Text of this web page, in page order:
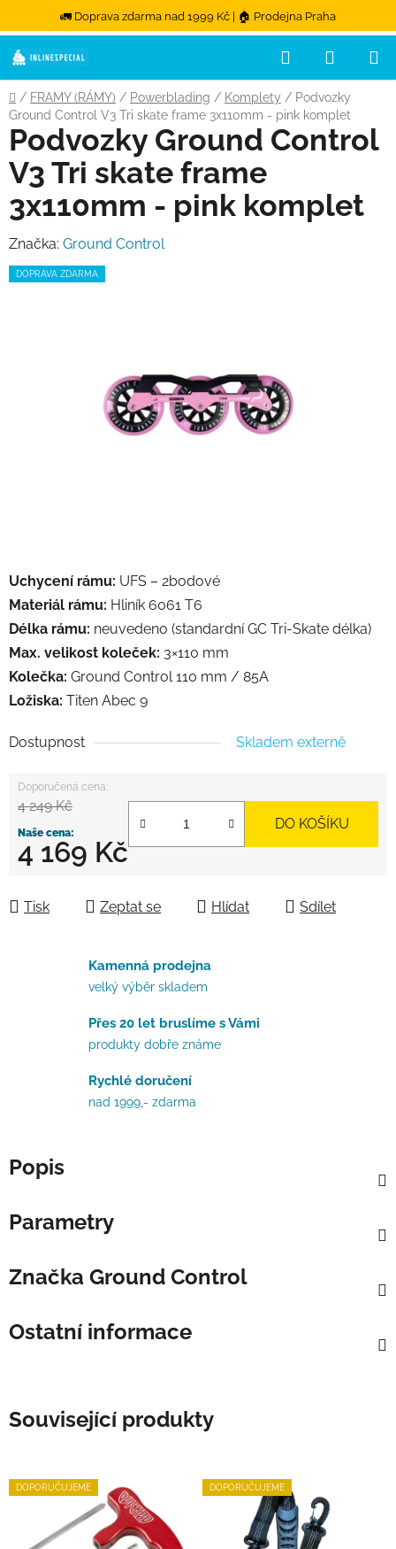
🚛 Doprava zdarma nad 1999 Kč | 🏠 Prodejna Praha
Přejít na obsah
Hledat
Domů
/ FRAMY (RÁMY) / Powerblading / Komplety / Podvozky
Ground Control V3 Tri skate frame 3x110mm - pink komplet
Uchycení rámu: UFS – 2bodové
Materiál rámu: Hliník 6061 T6
Délka rámu: neuvedeno (standardní GC Tri-Skate délka)
Max. velikost koleček: 3×110 mm
Kolečka: Ground Control 110 mm / 85A
Ložiska: Titen Abec 9
Dostupnost Skladem externě
4 249 Kč
4 169 Kč
DO KOŠÍKU
Tisk Zeptat se Hlídat Sdílet
Podvozky Ground Control
V3 Tri skate frame
3x110mm - pink komplet
Značka: Ground Control
DOPRAVA ZDARMA
Kamenná prodejna
velký výběr skladem
Přes 20 let bruslíme s Vámi
produkty dobře známe
Rychlé doručení
nad 1999,- zdarma
Popis
Parametry
Značka Ground Control
Ostatní informace
Související produkty
DOPORUČUJEME DOPORUČUJEME